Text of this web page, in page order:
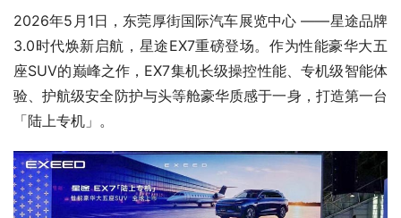
2026年5月1日，东莞厚街国际汽车展览中心 ——星途品牌
3.0时代焕新启航，星途EX7重磅登场。作为性能豪华大五
座SUV的巅峰之作，EX7集机长级操控性能、专机级智能体
验、护航级安全防护与头等舱豪华质感于一身，打造第一台
「陆上专机」。